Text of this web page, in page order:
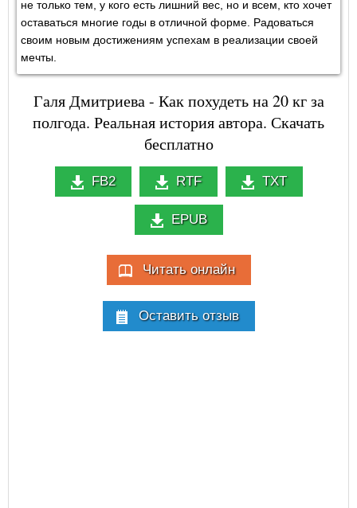
не только тем, у кого есть лишний вес, но и всем, кто хочет
оставаться многие годы в отличной форме. Радоваться
своим новым достижениям успехам в реализации своей
мечты.
Галя Дмитриева - Как похудеть на 20 кг за
полгода. Реальная история автора. Скачать
бесплатно
FB2 RTF TXT
EPUB
Читать онлайн
Оставить отзыв